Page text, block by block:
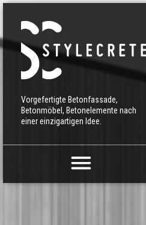
Vorgefertigte Betonfassade,
Betonmöbel, Betonelemente nach
einer einzigartigen Idee.